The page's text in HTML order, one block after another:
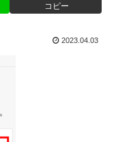
コピー
2023.04.03